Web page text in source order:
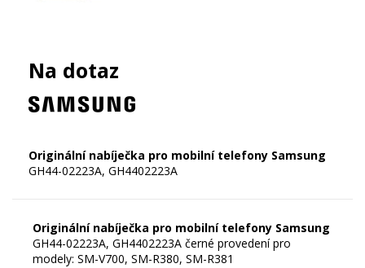
Na dotaz
Originální nabíječka pro mobilní telefony Samsung
Originální nabíječka pro mobilní telefony Samsung
GH44-02223A, GH4402223A černé provedení pro
modely: SM-V700, SM-R380, SM-R381